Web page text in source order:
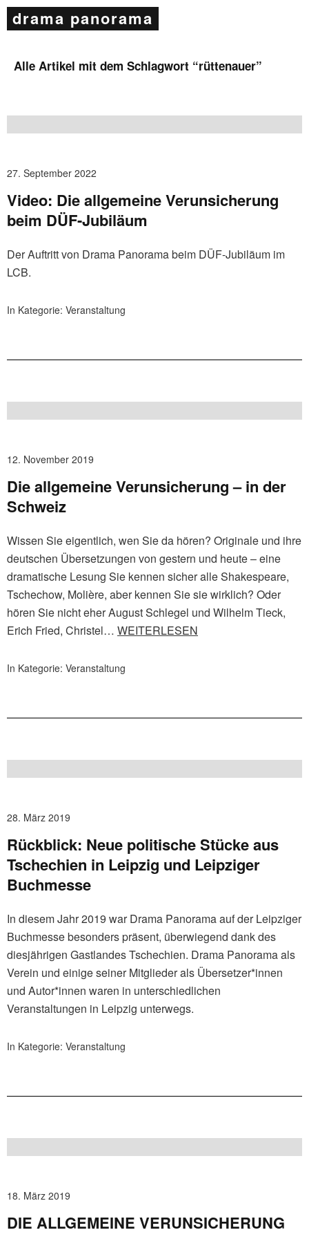
drama panorama
Alle Artikel mit dem Schlagwort “rüttenauer”
27. September 2022
Video: Die allgemeine Verunsicherung
beim DÜF-Jubiläum
Der Auftritt von Drama Panorama beim DÜF-Jubiläum im
LCB.
In Kategorie: Veranstaltung
12. November 2019
Die allgemeine Verunsicherung – in der
Schweiz
Wissen Sie eigentlich, wen Sie da hören? Originale und ihre
deutschen Übersetzungen von gestern und heute – eine
dramatische Lesung Sie kennen sicher alle Shakespeare,
Tschechow, Molière, aber kennen Sie sie wirklich? Oder
hören Sie nicht eher August Schlegel und Wilhelm Tieck,
Erich Fried, Christel… WEITERLESEN
In Kategorie: Veranstaltung
28. März 2019
Rückblick: Neue politische Stücke aus
Tschechien in Leipzig und Leipziger
Buchmesse
In diesem Jahr 2019 war Drama Panorama auf der Leipziger
Buchmesse besonders präsent, überwiegend dank des
diesjährigen Gastlandes Tschechien. Drama Panorama als
Verein und einige seiner Mitglieder als Übersetzer*innen
und Autor*innen waren in unterschiedlichen
Veranstaltungen in Leipzig unterwegs.
In Kategorie: Veranstaltung
18. März 2019
DIE ALLGEMEINE VERUNSICHERUNG